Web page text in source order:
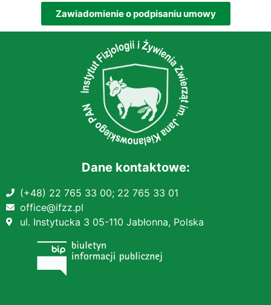
Zawiadomienie o podpisaniu umowy
Dane kontaktowe:
(+48) 22 765 33 00; 22 765 33 01
office@ifzz.pl
ul. Instytucka 3 05-110 Jabłonna, Polska